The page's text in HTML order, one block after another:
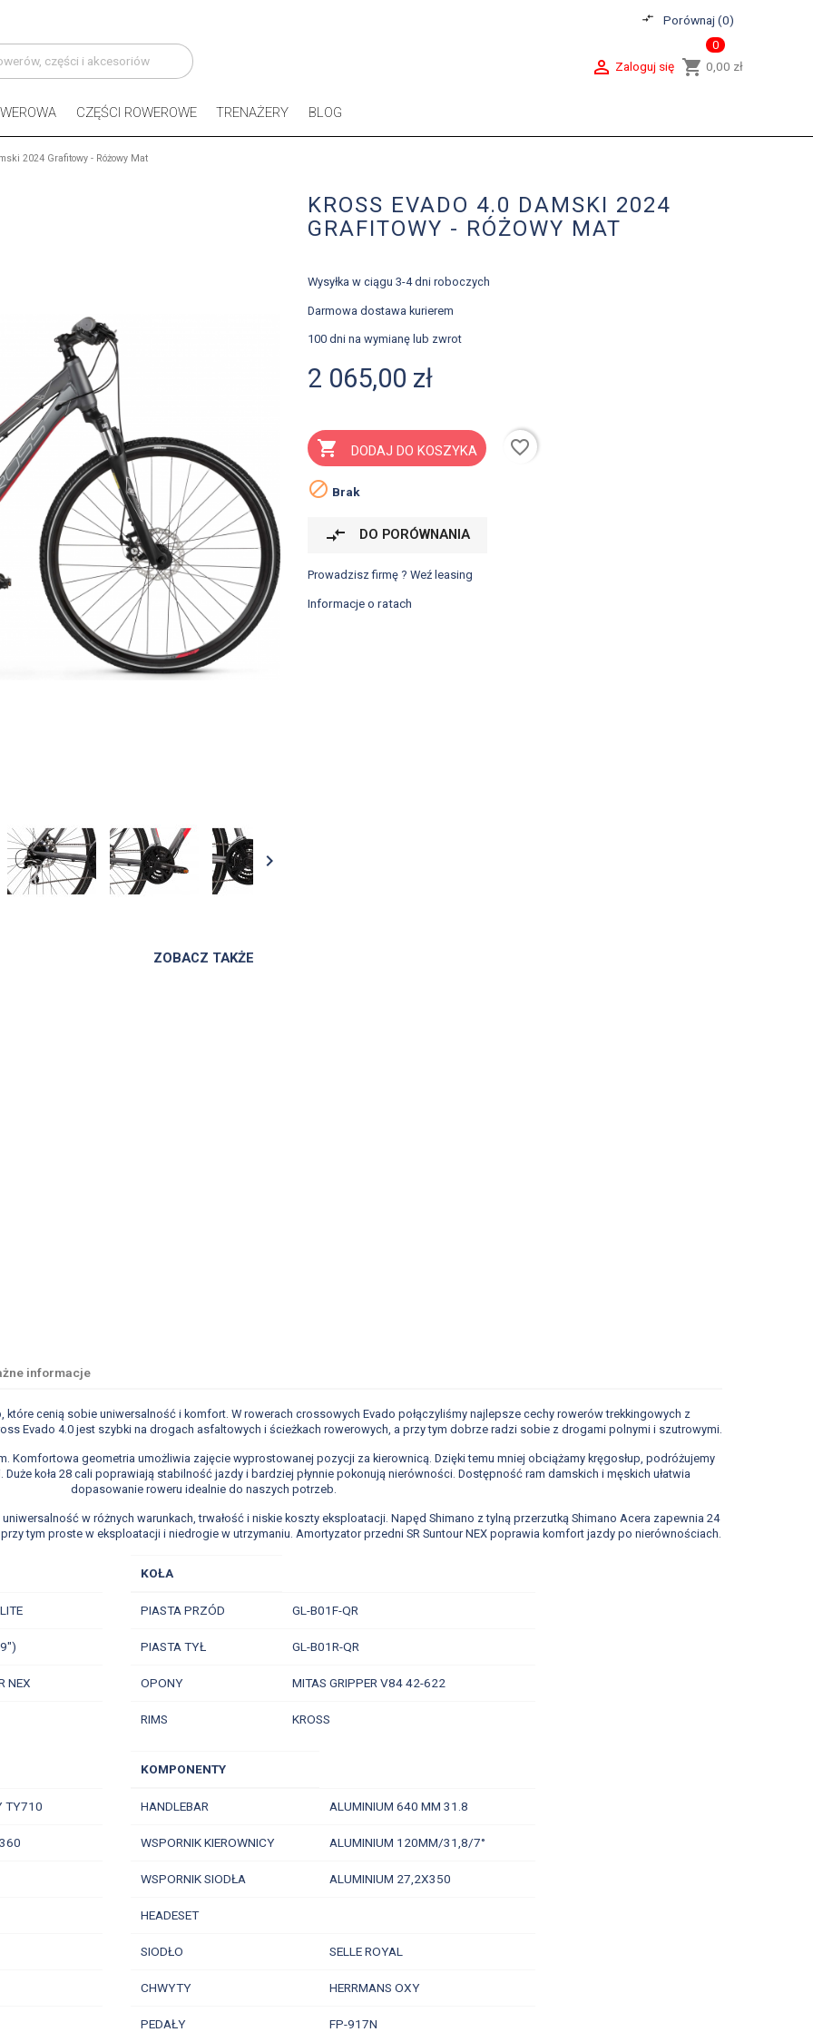
compare_arrows Porównaj (0)
shopping_cart
0
0,00 zł
 Zaloguj się
CZĘŚCI ROWEROWE TRENAŻERY BLOG
2024 Grafitowy - Różowy Mat

KROSS EVADO 4.0 DAMSKI 2024
GRAFITOWY - RÓŻOWY MAT
Wysyłka w ciągu 3-4 dni roboczych
Darmowa dostawa kurierem
100 dni na wymianę lub zwrot
2 065,00 zł
 DODAJ DO KOSZYKA
favorite_border
 Brak
compare_arrows DO PORÓWNANIA
Prowadzisz firmę ? Weź leasing
Informacje o ratach
ZOBACZ TAKŻE
informacje
cenią sobie uniwersalność i komfort. W rowerach crossowych Evado połączyliśmy najlepsze cechy rowerów trekkingowych z
Evado 4.0 jest szybki na drogach asfaltowych i ścieżkach rowerowych, a przy tym dobrze radzi sobie z drogami polnymi i szutrowymi.
Komfortowa geometria umożliwia zajęcie wyprostowanej pozycji za kierownicą. Dzięki temu mniej obciążamy kręgosłup, podróżujemy
koła 28 cali poprawiają stabilność jazdy i bardziej płynnie pokonują nierówności. Dostępność ram damskich i męskich ułatwia
dopasowanie roweru idealnie do naszych potrzeb.
w różnych warunkach, trwałość i niskie koszty eksploatacji. Napęd Shimano z tylną przerzutką Shimano Acera zapewnia 24
tym proste w eksploatacji i niedrogie w utrzymaniu. Amortyzator przedni SR Suntour NEX poprawia komfort jazdy po nierównościach.
NEX
KOŁA
PIASTA PRZÓD GL-B01F-QR
PIASTA TYŁ GL-B01R-QR
OPONY MITAS GRIPPER V84 42-622
RIMS KROSS
TY710
KOMPONENTY
HANDLEBAR ALUMINIUM 640 MM 31.8
WSPORNIK KIEROWNICY ALUMINIUM 120MM/31,8/7°
WSPORNIK SIODŁA ALUMINIUM 27,2X350
HEADESET
SIODŁO SELLE ROYAL
CHWYTY HERRMANS OXY
PEDAŁY FP-917N